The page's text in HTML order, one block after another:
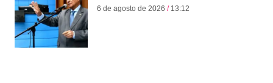
6 de agosto de 2026 13:12